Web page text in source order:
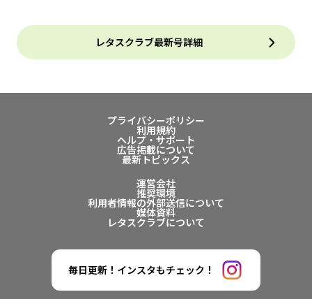
レタスクラブ最新号詳細
プライバシーポリシー
利用規約
ヘルプ・サポート
広告掲載について
最新トピックス
運営会社
推奨環境
利用者情報の外部送信について
媒体資料
レタスクラブについて
毎日更新！インスタもチェック！